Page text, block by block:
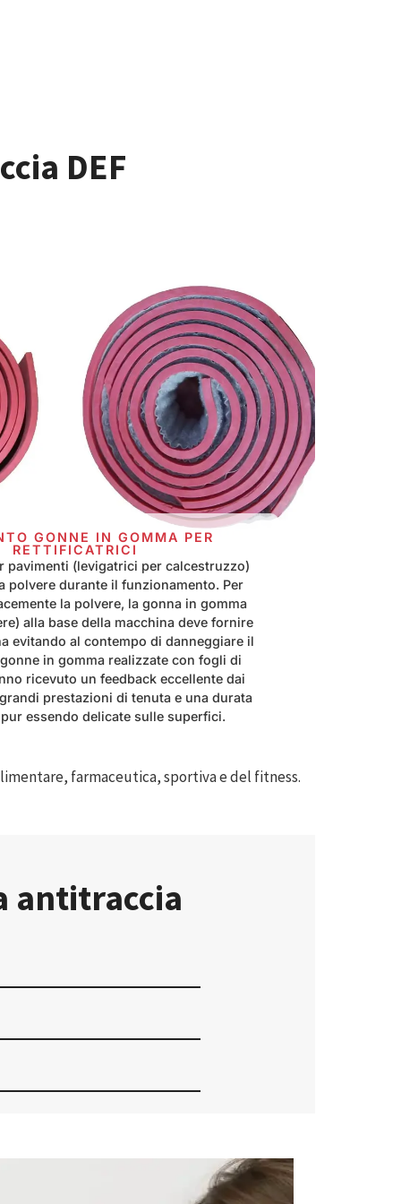
DEF
GONNE IN GOMMA PER
RETTIFICATRICI
pavimenti (levigatrici per calcestruzzo)
polvere durante il funzionamento. Per
la polvere, la gonna in gomma
alla base della macchina deve fornire
evitando al contempo di danneggiare il
in gomma realizzate con fogli di
ricevuto un feedback eccellente dai
prestazioni di tenuta e una durata
essendo delicate sulle superfici.
farmaceutica, sportiva e del fitness.
antitraccia